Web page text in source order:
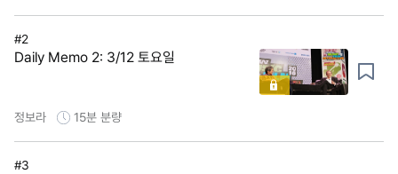
#2
Daily Memo 2: 3/12 토요일
정보라 15분 분량
#3